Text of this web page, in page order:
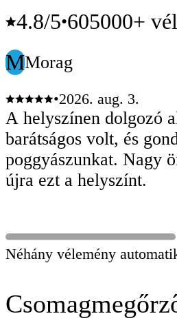
4.8/5•605000+
MMorag
•2026. aug. 3.
A helyszínen dolgozó
barátságos volt, és
poggyászunkat. Nagy örömmel vennénk igénybe
újra ezt a helyszínt.
Néhány vélemény